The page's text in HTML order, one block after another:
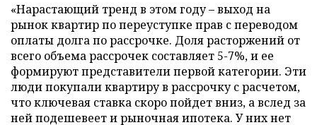
«Нарастающий тренд в этом году – выход на
рынок квартир по переуступке прав с переводом
оплаты долга по рассрочке. Доля расторжений от
всего объема рассрочек составляет 5-7%, и ее
формируют представители первой категории. Эти
люди покупали квартиру в рассрочку с расчетом,
что ключевая ставка скоро пойдет вниз, а вслед за
ней подешевеет и рыночная ипотека. У них нет